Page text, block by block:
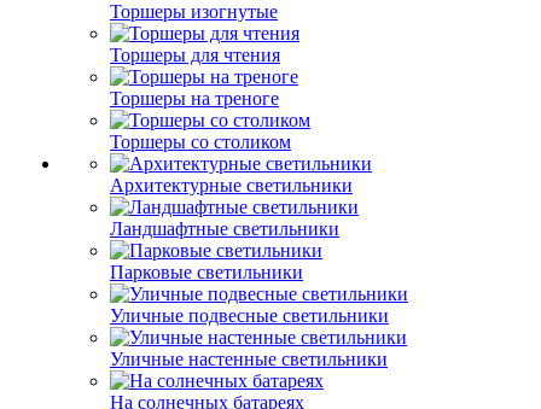
Торшеры изогнутые
Торшеры для чтения
Торшеры на треноге
Торшеры со столиком
Архитектурные светильники
Ландшафтные светильники
Парковые светильники
Уличные подвесные светильники
Уличные настенные светильники
На солнечных батареях